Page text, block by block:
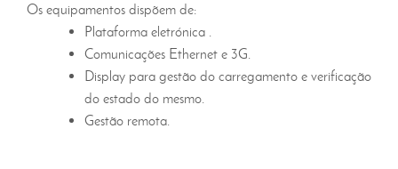
Os equipamentos dispõem de:
Plataforma eletrónica .
Comunicações Ethernet e 3G.
Display para gestão do carregamento e verificação
do estado do mesmo.
Gestão remota.